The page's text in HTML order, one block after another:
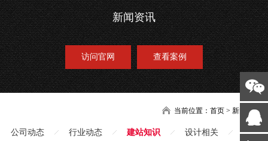
新闻资讯
访问官网 查看案例
当前位置：首页 >新闻
公司动态 行业动态 建站知识 设计相关